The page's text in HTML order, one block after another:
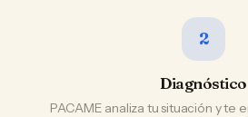
2
Diagnóstico
PACAME analiza tu situación y te